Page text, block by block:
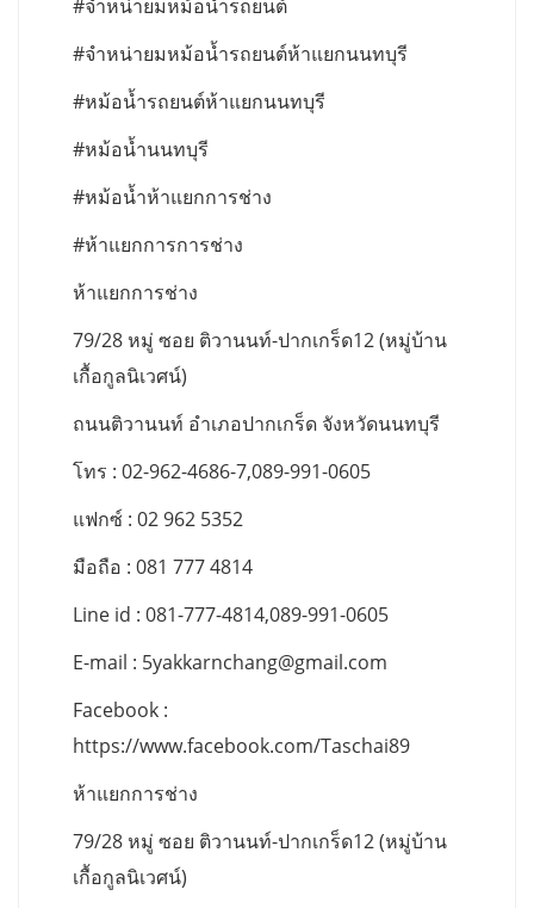
#จำหน่ายมหม้อน้ำรถยนต์
#จำหน่ายมหม้อน้ำรถยนต์ห้าแยกนนทบุรี
#หม้อน้ำรถยนต์ห้าแยกนนทบุรี
#หม้อน้ำนนทบุรี
#หม้อน้ำห้าแยกการช่าง
#ห้าแยกการการช่าง
ห้าแยกการช่าง
79/28 หมู่ ซอย ติวานนท์-ปากเกร็ด12 (หมู่บ้าน
เกื้อกูลนิเวศน์)
ถนนติวานนท์ อำเภอปากเกร็ด จังหวัดนนทบุรี
โทร : 02-962-4686-7,089-991-0605
แฟกซ์ : 02 962 5352
มือถือ : 081 777 4814
Line id : 081-777-4814,089-991-0605
E-mail : 5yakkarnchang@gmail.com
Facebook :
https://www.facebook.com/Taschai89
ห้าแยกการช่าง
79/28 หมู่ ซอย ติวานนท์-ปากเกร็ด12 (หมู่บ้าน
เกื้อกูลนิเวศน์)